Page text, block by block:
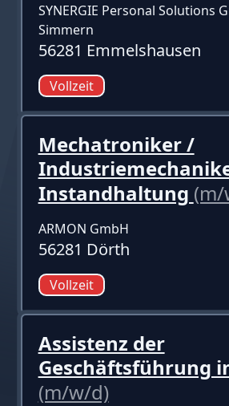
SYNERGIE Personal Solutions
Simmern
56281 Emmelshausen
Vollzeit
Mechatroniker /
Instandhaltung
ARMON GmbH
56281 Dörth
Vollzeit
Assistenz der
Geschäftsführung
(m/w/d)